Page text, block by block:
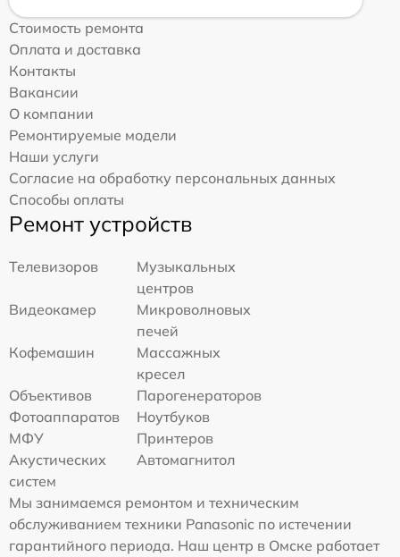
Стоимость ремонта
Оплата и доставка
Контакты
Вакансии
О компании
Ремонтируемые модели
Наши услуги
Согласие на обработку персональных данных
Способы оплаты
Ремонт устройств
Телевизоров
Музыкальных
центров
Видеокамер
Микроволновых
печей
Кофемашин
Массажных
кресел
Объективов
Парогенераторов
Фотоаппаратов
Ноутбуков
МФУ
Принтеров
Акустических
систем
Автомагнитол
Мы занимаемся ремонтом и техническим
обслуживанием техники Panasonic по истечении
гарантийного периода. Наш центр в Омске работает